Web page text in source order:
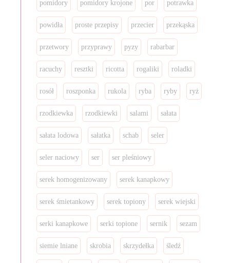
pomidory pomidory krojone por potrawka
powidła proste przepisy przecier przekąska
przetwory przyprawy pyzy rabarbar
racuchy resztki ricotta rogaliki roladki
rosół roszponka rukola ryba ryby ryż
rzodkiewka rzodkiewki salami sałata
sałata lodowa sałatka schab seler
seler naciowy ser ser pleśniowy
serek homogenizowany serek kanapkowy
serek śmietankowy serek topiony serek wiejski
serki kanapkowe serki topione sernik sezam
siemie lniane skrobia skrzydełka śledź